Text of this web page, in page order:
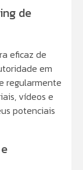
de
eficaz de
em
regularmente
vídeos e
potenciais